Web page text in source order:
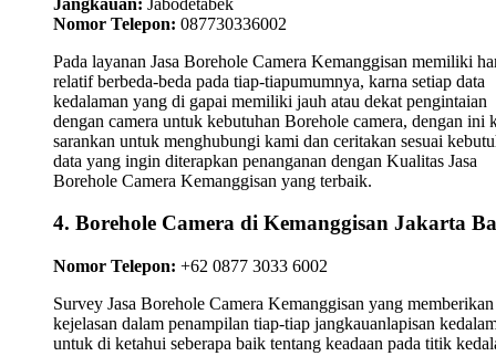
Nomor Telepon: 087730336002
Pada layanan Jasa Borehole Camera Kemanggisan memiliki
relatif berbeda-beda pada tiap-tiapumumnya, karna setiap data
kedalaman yang di gapai memiliki jauh atau dekat pengintaian
dengan camera untuk kebutuhan Borehole camera, dengan ini
sarankan untuk menghubungi kami dan ceritakan sesuai
data yang ingin diterapkan penanganan dengan Kualitas Jasa
Borehole Camera Kemanggisan yang terbaik.
4. Borehole Camera di Kemanggisan Jakarta
Nomor Telepon: +62 0877 3033 6002
Survey Jasa Borehole Camera Kemanggisan yang memberikan
kejelasan dalam penampilan tiap-tiap jangkauanlapisan
untuk di ketahui seberapa baik tentang keadaan pada titik